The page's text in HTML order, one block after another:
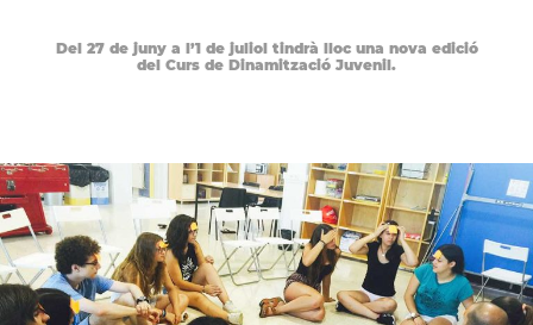
Del 27 de juny a l’1 de juliol tindrà lloc una nova edició
del Curs de Dinamització Juvenil.